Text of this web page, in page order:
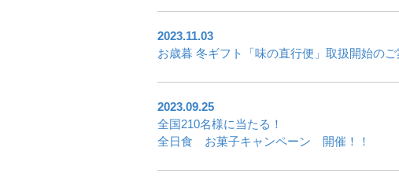
2023.11.03
お歳暮 冬ギフト「味の直行便」取扱開始のご
2023.09.25
全国210名様に当たる！
全日食 お菓子キャンペーン 開催！！